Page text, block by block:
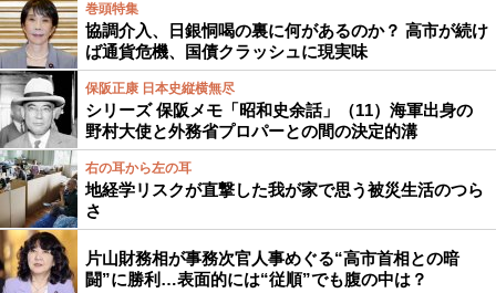
巻頭特集
協調介入、日銀恫喝の裏に何があるのか？ 高市が続け
ば通貨危機、国債クラッシュに現実味
保阪正康 日本史縦横無尽
シリーズ 保阪メモ「昭和史余話」（11）海軍出身の
野村大使と外務省プロパーとの間の決定的溝
右の耳から左の耳
地経学リスクが直撃した我が家で思う被災生活のつら
さ
片山財務相が事務次官人事めぐる“高市首相との暗
闘”に勝利…表面的には“従順”でも腹の中は？